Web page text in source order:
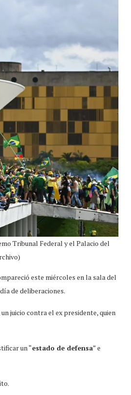
Tribunal Federal y el Palacio del
este miércoles en la sala del
de deliberaciones.
juicio contra el ex presidente, quien
un “estado de defensa” e